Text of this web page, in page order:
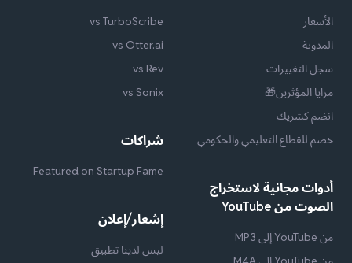
الأسعار
المدونة
سجل التغييرات
مزايا المؤثرين🎁
انضم كشريك
خصم للقطاع التعليمي والحكومي
أدوات مجانية لاستخراج
الصوت من YouTube
من YouTube إلى MP3
vs TurboScribe
vs Otter.ai
vs Rev
vs Sonix
شراكات
Featured on Startup Fame
إشعار/إعلان
ليس لدينا تطبيق